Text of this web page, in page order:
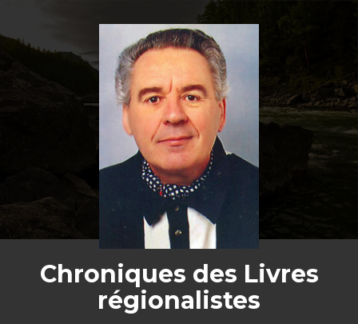
contenu
Chroniques des Livres
régionalistes